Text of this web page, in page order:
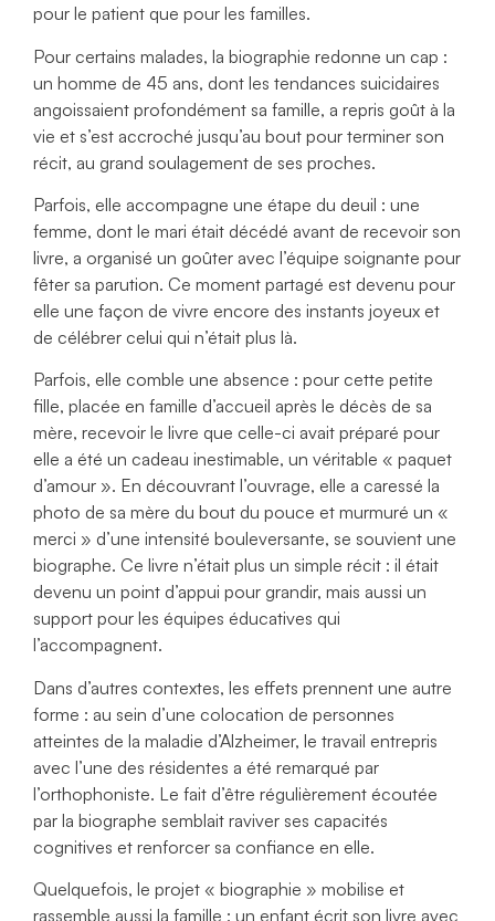
pour le patient que pour les familles.
Pour certains malades, la biographie redonne un cap :
un homme de 45 ans, dont les tendances suicidaires
angoissaient profondément sa famille, a repris goût à la
vie et s’est accroché jusqu’au bout pour terminer son
récit, au grand soulagement de ses proches.
Parfois, elle accompagne une étape du deuil : une
femme, dont le mari était décédé avant de recevoir son
livre, a organisé un goûter avec l’équipe soignante pour
fêter sa parution. Ce moment partagé est devenu pour
elle une façon de vivre encore des instants joyeux et
de célébrer celui qui n’était plus là.
Parfois, elle comble une absence : pour cette petite
fille, placée en famille d’accueil après le décès de sa
mère, recevoir le livre que celle-ci avait préparé pour
elle a été un cadeau inestimable, un véritable « paquet
d’amour ». En découvrant l’ouvrage, elle a caressé la
photo de sa mère du bout du pouce et murmuré un «
merci » d’une intensité bouleversante, se souvient une
biographe. Ce livre n’était plus un simple récit : il était
devenu un point d’appui pour grandir, mais aussi un
support pour les équipes éducatives qui
l’accompagnent.
Dans d’autres contextes, les effets prennent une autre
forme : au sein d’une colocation de personnes
atteintes de la maladie d’Alzheimer, le travail entrepris
avec l’une des résidentes a été remarqué par
l’orthophoniste. Le fait d’être régulièrement écoutée
par la biographe semblait raviver ses capacités
cognitives et renforcer sa confiance en elle.
Quelquefois, le projet « biographie » mobilise et
rassemble aussi la famille : un enfant écrit son livre avec